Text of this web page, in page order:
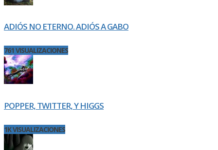
ADIÓS NO ETERNO. ADIÓS A GABO
761 VISUALIZACIONES
POPPER, TWITTER, Y HIGGS
1K VISUALIZACIONES